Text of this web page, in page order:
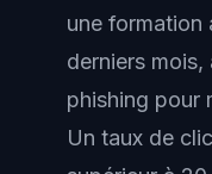
une formation
derniers
phishing pour
Un taux de